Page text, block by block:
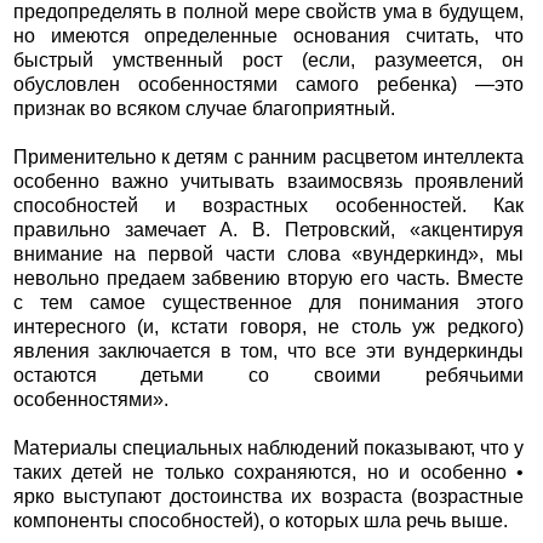
предопределять в полной мере свойств ума в будущем,
но имеются определенные основания считать, что
быстрый умственный рост (если, разумеется, он
обусловлен особенностями самого ребенка) —это
признак во всяком случае благоприятный.
Применительно к детям с ранним расцветом интеллекта
особенно важно учитывать взаимосвязь проявлений
способностей и возрастных особенностей. Как
правильно замечает А. В. Петровский, «акцентируя
внимание на первой части слова «вундеркинд», мы
невольно предаем забвению вторую его часть. Вместе
с тем самое существенное для понимания этого
интересного (и, кстати говоря, не столь уж редкого)
явления заключается в том, что все эти вундеркинды
остаются детьми со своими ребячьими
особенностями».
Материалы специальных наблюдений показывают, что у
таких детей не только сохраняются, но и особенно •
ярко выступают достоинства их возраста (возрастные
компоненты способностей), о которых шла речь выше.